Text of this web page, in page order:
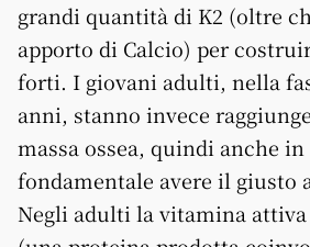
grandi quantità di K2 (oltre
apporto di Calcio) per
forti. I giovani adulti, nella
anni, stanno invece
massa ossea, quindi anche in
fondamentale avere il giusto
Negli adulti la vitamina attiva